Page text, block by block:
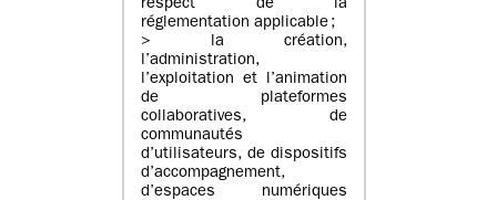
respect de la
réglementation applicable ;
> la création,
l’administration,
l’exploitation et l’animation
de plateformes
collaboratives, de
communautés
d’utilisateurs, de dispositifs
d’accompagnement,
d’espaces numériques